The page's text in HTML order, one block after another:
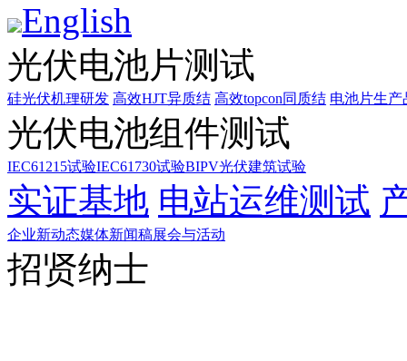
English
光伏电池片测试
硅光伏机理研发 高效HJT异质结 高效topcon同质结 电池片生产
光伏电池组件测试
IEC61215试验IEC61730试验BIPV光伏建筑试验
实证基地 电站运维测试
企业新动态媒体新闻稿展会与活动
招贤纳士